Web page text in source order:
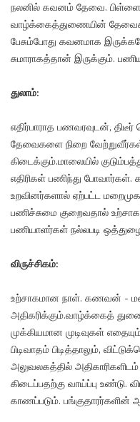
நலனில் கவனம் தேவை.
வாழ்க்கைத்துணையின்
பேசும்போது கவனமாக
சுமாராகத்தான் இருக்கும்.
துலாம்:
எதிர்பாராத பணவரவுடன், திடீர்
தேவைகளை நிறை
கிடைக்கும்.மாலையில்
எதிரிகள் பணிந்து போவார்கள்.
உறவினர்களால் ஏற்பட்ட
பணிச்சுமை குறைவதால்
பணியாளர்கள் நல்லபடி
விருச்சிகம்:
உற்சாகமான நாள். கணவன் -
அதிகரிக்கும்.வாழ்க்கைத்
முக்கியமான முடிவுகள்
பிடிவாதம் பிடித்தாலும்,
அலுவலகத்தில்
கிடைப்பதற்கு வாய்ப்பு உண்டு.
காணப்படும். பங்குதாரர்களின்